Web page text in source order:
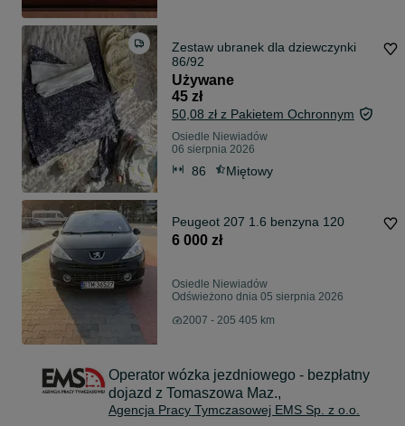
Zestaw ubranek dla dziewczynki
86/92
Używane
45 zł
50,08 zł z Pakietem Ochronnym
Osiedle Niewiadów
06 sierpnia 2026
86 Miętowy
Peugeot 207 1.6 benzyna 120
6 000 zł
Osiedle Niewiadów
Odświeżono dnia 05 sierpnia 2026
2007 - 205 405 km
Operator wózka jezdniowego - bezpłatny
dojazd z Tomaszowa Maz.,
Agencja Pracy Tymczasowej EMS Sp. z o.o.